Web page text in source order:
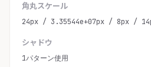
角丸スケール
24px / 3.35544e+07px / 8px /
シャドウ
1パターン使用